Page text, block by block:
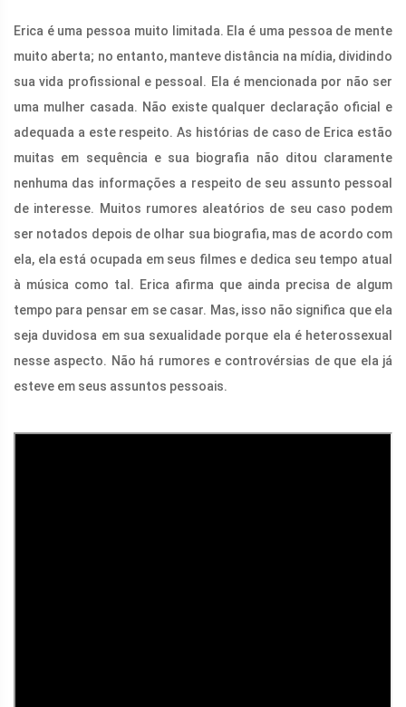
Erica é uma pessoa muito limitada. Ela é uma pessoa de mente
muito aberta; no entanto, manteve distância na mídia, dividindo
sua vida profissional e pessoal. Ela é mencionada por não ser
uma mulher casada. Não existe qualquer declaração oficial e
adequada a este respeito. As histórias de caso de Erica estão
muitas em sequência e sua biografia não ditou claramente
nenhuma das informações a respeito de seu assunto pessoal
de interesse. Muitos rumores aleatórios de seu caso podem
ser notados depois de olhar sua biografia, mas de acordo com
ela, ela está ocupada em seus filmes e dedica seu tempo atual
à música como tal. Erica afirma que ainda precisa de algum
tempo para pensar em se casar. Mas, isso não significa que ela
seja duvidosa em sua sexualidade porque ela é heterossexual
nesse aspecto. Não há rumores e controvérsias de que ela já
esteve em seus assuntos pessoais.